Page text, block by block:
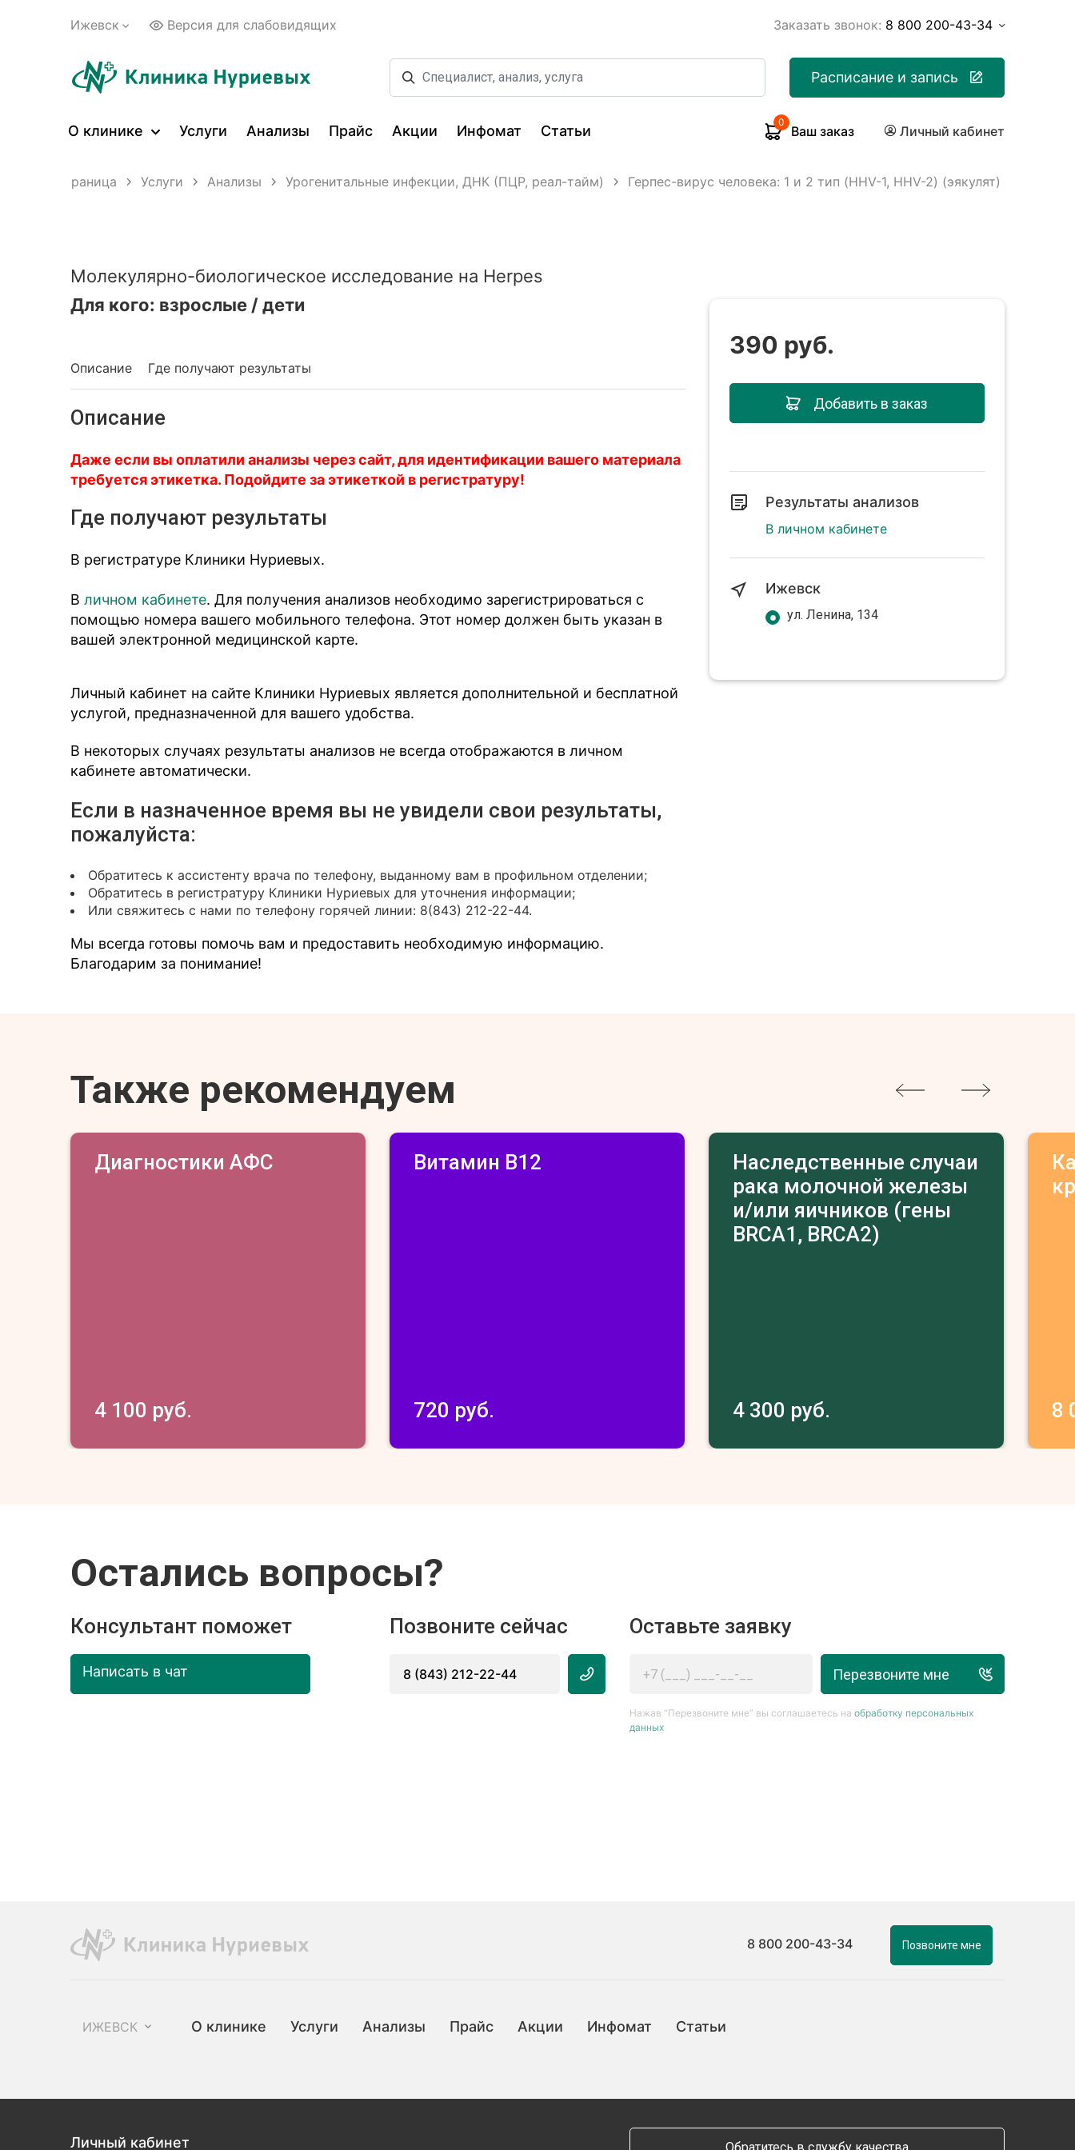
Ижевск Версия для слабовидящих Заказать звонок: 8 800 200-43-34
Расписание и запись
О клинике Услуги Анализы Прайс Акции Инфомат Статьи
0
Ваш заказ Личный кабинет
Главная страница Услуги Анализы Урогенитальные инфекции, ДНК (ПЦР, реал-тайм) Герпес-вирус человека: 1 и 2 тип (HHV-1, HHV-2) (эякулят)
Молекулярно-биологическое исследование на Herpes
Для кого: взрослые / дети
Описание Где получают результаты
Описание
Даже если вы оплатили анализы через сайт, для идентификации вашего материала
требуется этикетка. Подойдите за этикеткой в регистратуру!
Где получают результаты
В регистратуре Клиники Нуриевых.
В личном кабинете. Для получения анализов необходимо зарегистрироваться с
помощью номера вашего мобильного телефона. Этот номер должен быть указан в
вашей электронной медицинской карте.
Личный кабинет на сайте Клиники Нуриевых является дополнительной и бесплатной
услугой, предназначенной для вашего удобства.
В некоторых случаях результаты анализов не всегда отображаются в личном
кабинете автоматически.
Если в назначенное время вы не увидели свои результаты,
пожалуйста:
Обратитесь к ассистенту врача по телефону, выданному вам в профильном отделении;
Обратитесь в регистратуру Клиники Нуриевых для уточнения информации;
Или свяжитесь с нами по телефону горячей линии: 8(843) 212-22-44.
Мы всегда готовы помочь вам и предоставить необходимую информацию.
Благодарим за понимание!
390 руб.
Добавить в заказ
Результаты анализов
В личном кабинете
Ижевск
ул. Ленина, 134
Также рекомендуем
Диагностики АФС
4 100 руб.
Витамин В12
720 руб.
Наследственные случаи
рака молочной железы
и/или яичников (гены
BRCA1, BRCA2)
4 300 руб. 8
Остались вопросы?
Консультант поможет
Написать в чат
Позвоните сейчас
8 (843) 212-22-44
Оставьте заявку
Перезвоните мне
Нажав “Перезвоните мне” вы соглашаетесь на обработку персональных
данных
8 800 200-43-34 Позвоните мне
ИЖЕВСК О клинике Услуги Анализы Прайс Акции Инфомат Статьи
Личный кабинет Обратитесь в службу качества